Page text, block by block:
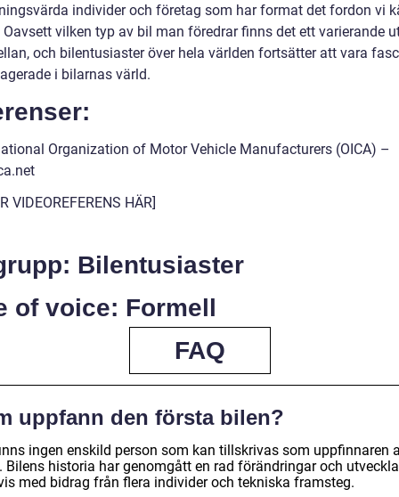
individer och företag som har format det fordon vi
vilken typ av bil man föredrar finns det ett varierande
och bilentusiaster över hela världen fortsätter att vara
i bilarnas värld.
Organization of Motor Vehicle Manufacturers (OICA) –
VIDEOREFERENS HÄR]
Bilentusiaster
of voice: Formell
FAQ
uppfann den första bilen?
ingen enskild person som kan tillskrivas som uppfinnaren
Bilens historia har genomgått en rad förändringar och
med bidrag från flera individer och tekniska framsteg.